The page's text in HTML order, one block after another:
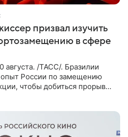
призвал изучить
в сфере
/ТАСС/. Бразилии
опыт России по замещению
чтобы добиться прорыва